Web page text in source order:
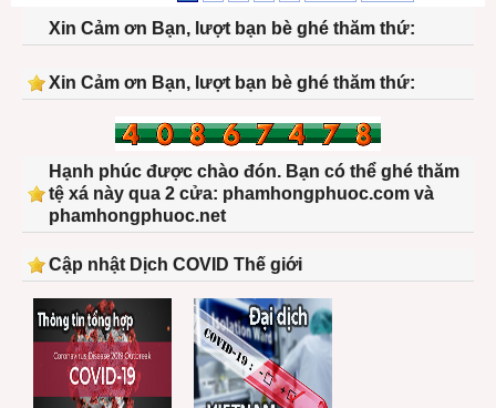
Xin Cảm ơn Bạn, lượt bạn bè ghé thăm thứ:
Xin Cảm ơn Bạn, lượt bạn bè ghé thăm thứ:
Hạnh phúc được chào đón. Bạn có thể ghé thăm
tệ xá này qua 2 cửa: phamhongphuoc.com và
phamhongphuoc.net
Cập nhật Dịch COVID Thế giới